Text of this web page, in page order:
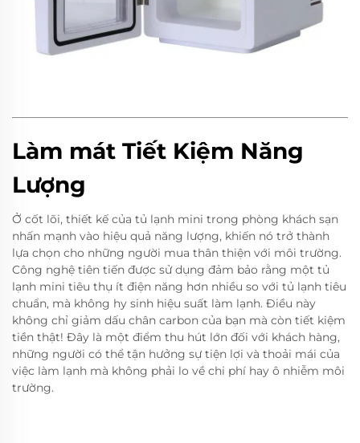
Làm mát Tiết Kiệm Năng
Lượng
Ở cốt lõi, thiết kế của tủ lạnh mini trong phòng khách sạn
nhấn mạnh vào hiệu quả năng lượng, khiến nó trở thành
lựa chọn cho những người mua thân thiện với môi trường.
Công nghệ tiên tiến được sử dụng đảm bảo rằng một tủ
lạnh mini tiêu thụ ít điện năng hơn nhiều so với tủ lạnh tiêu
chuẩn, mà không hy sinh hiệu suất làm lạnh. Điều này
không chỉ giảm dấu chân carbon của bạn mà còn tiết kiệm
tiền thật! Đây là một điểm thu hút lớn đối với khách hàng,
những người có thể tận hưởng sự tiện lợi và thoải mái của
việc làm lạnh mà không phải lo về chi phí hay ô nhiễm môi
trường.